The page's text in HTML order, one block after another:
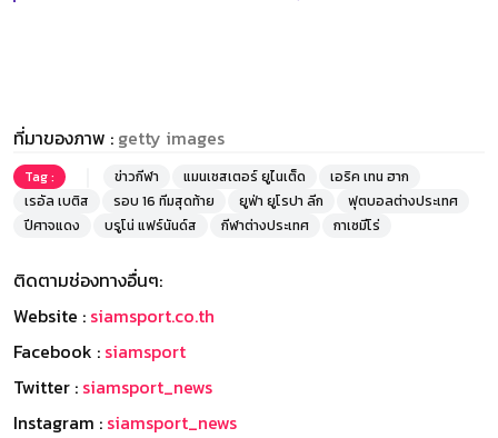
ที่มาของภาพ : getty images
Tag : ข่าวกีฬา แมนเชสเตอร์ ยูไนเต็ด
เอริค เทน ฮาก
เรอัล เบติส
รอบ 16 ทีมสุดท้าย ยูฟ่า ยูโรปา ลีก
ฟุตบอลต่างประเทศ
ปีศาจแดง
บรูโน่ แฟร์นันด์ส กีฬาต่างประเทศ กาเซมีโร่
ติดตามช่องทางอื่นๆ:
Website : siamsport.co.th
Facebook : siamsport
Twitter : siamsport_news
Instagram : siamsport_news